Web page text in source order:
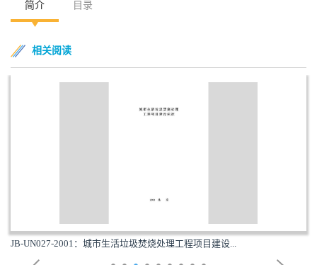
简介 目录
相关阅读
JB-UN027-2001：城市生活垃圾焚烧处理工程项目建设...